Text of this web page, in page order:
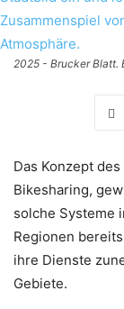
2025 - Brucker Blatt.
Das Konzept
Bikesharing,
solche Systeme
Regionen
ihre Dienste
Gebiete.